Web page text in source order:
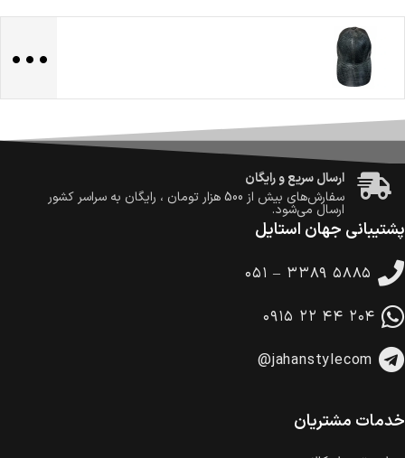
...
ضمانت اصالت کالا
گارانتی معتبر برای تمامی محصولات ارائه می‌شود.
ارسال سریع و رایگان
سفارش‌های بیش از 500 هزار تومان ، رایگان به سراسر کشور
ارسال می‌شود.
ضمانت بازگشت کالا
در هنگام خرید محصول، امکان انتخاب پرداخت در محل
وجود دارد.
خرید اقساطی با شرایط آسان و بدون ضامن امکان‌پذیر
است.
گارانتی معتبر برای تمامی محصولات ارائه می‌شود.
پشتیبانی جهان استایل
۰۵۱ – ۳۳۸۹ ۵۸۸۵
۰۹۱۵ ۲۲ ۴۴ ۲۰۴
@jahanstylecom
خدمات مشتریان